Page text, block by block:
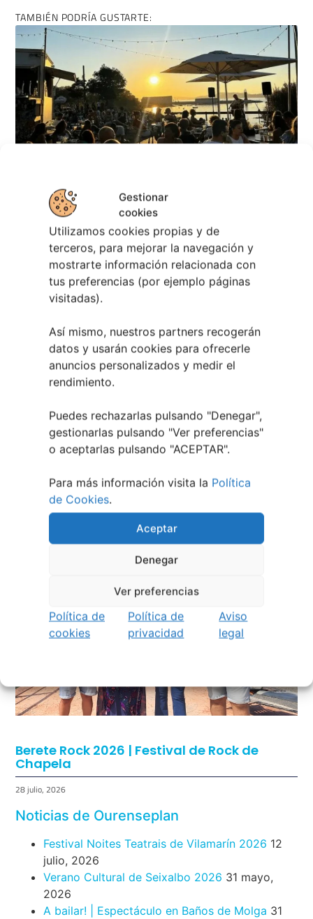
Gestionar
cookies
Utilizamos cookies propias y de
terceros, para mejorar la navegación y
mostrarte información relacionada con
tus preferencias (por ejemplo páginas
visitadas).
Así mismo, nuestros partners recogerán
datos y usarán cookies para ofrecerle
anuncios personalizados y medir el
rendimiento.
Puedes rechazarlas pulsando "Denegar",
gestionarlas pulsando "Ver preferencias"
o aceptarlas pulsando "ACEPTAR".
Para más información visita la Política
de Cookies.
Aceptar
Denegar
Ver preferencias
Política de
cookies
Política de
privacidad
Aviso
legal
TAMBIÉN PODRÍA GUSTARTE:
Regresan los Conciertos a los Chiringuitos
de Vigo
Eclipse Solar 2026 en Vigo: el Gran Evento
Astronómico
Berete Rock 2026 | Festival de Rock de
Chapela
28 julio, 2026
Noticias de Ourenseplan
Festival Noites Teatrais de Vilamarín 2026 12
julio, 2026
Verano Cultural de Seixalbo 2026 31 mayo,
2026
A bailar! | Espectáculo en Baños de Molga 31